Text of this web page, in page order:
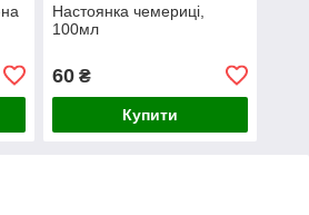
Настоянка чемериці,
100мл
60₴
Купити